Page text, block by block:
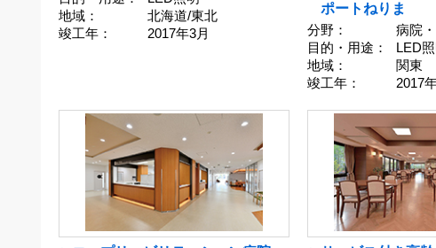
地域：
北海道/東北
竣工年：
2017年3月
ポートねりま
分野：
病院
目的・用途：
LED
地域：
関東
竣工年：
2017